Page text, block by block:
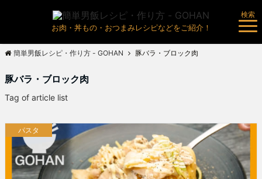
お肉・丼もの・おつまみレシピなどをご紹介！
検索
簡単男飯レシピ・作り方 - GOHAN 豚バラ・ブロック肉
豚バラ・ブロック肉
Tag of article list
パスタ